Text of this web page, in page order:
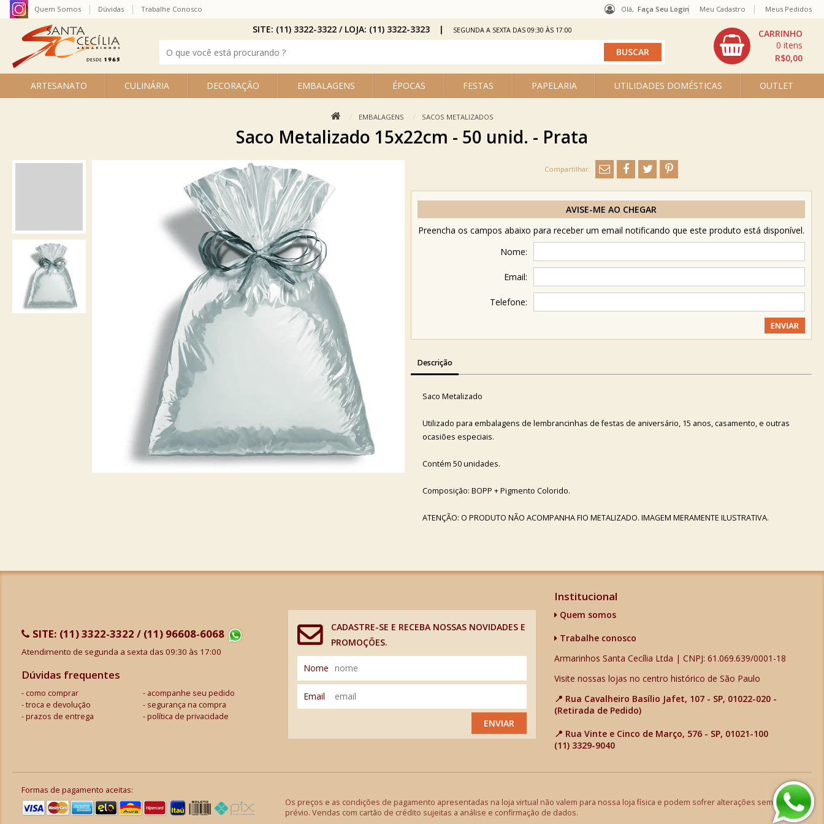
Olá, Faça Seu Login
ARTESANATO CULINÁRIA DECORAÇÃO EMBALAGENS ÉPOCAS FESTAS PAPELARIA UTILIDADES DOMÉSTICAS OUTLET
R$0,00
0
Quem Somos Dúvidas Trabalhe Conosco Meu Cadastro Meus Pedidos
SITE: (11) 3322-3322 / LOJA: (11) 3322-3323 SEGUNDA A SEXTA DAS 09:30 ÀS 17:00
EMBALAGENS SACOS METALIZADOS
Saco Metalizado 15x22cm - 50 unid. - Prata
AVISE-ME AO CHEGAR
Preencha os campos abaixo para receber um email notificando que este produto está disponível.
Nome:
Email:
Telefone:
Descrição
Saco Metalizado
Utilizado para embalagens de lembrancinhas de festas de aniversário, 15 anos, casamento, e outras
ocasiões especiais.
Contém 50 unidades.
Composição: BOPP + Pigmento Colorido.
ATENÇÃO: O PRODUTO NÃO ACOMPANHA FIO METALIZADO. IMAGEM MERAMENTE ILUSTRATIVA.
SITE: (11) 3322-3322 / (11) 96608-6068
Atendimento de segunda a sexta das 09:30 às 17:00
Dúvidas frequentes
como comprar
acompanhe seu pedido
troca e devolução
segurança na compra
prazos de entrega
política de privacidade
CADASTRE-SE E RECEBA NOSSAS NOVIDADES E
PROMOÇÕES.
Nome
Email
ENVIAR
Institucional
Quem somos
Trabalhe conosco
Armarinhos Santa Cecília Ltda | CNPJ: 61.069.639/0001-18
Visite nossas lojas no centro histórico de São Paulo
📍 Rua Cavalheiro Basílio Jafet, 107 - SP, 01022-020 -
(Retirada de Pedido)
📍 Rua Vinte e Cinco de Março, 576 - SP, 01021-100
(11) 3329-9040
Formas de pagamento aceitas:
Os preços e as condições de pagamento apresentadas na loja virtual não valem para nossa loja física e podem sofrer alterações sem aviso
prévio. Vendas com cartão de crédito sujeitas a análise e confirmação de dados.